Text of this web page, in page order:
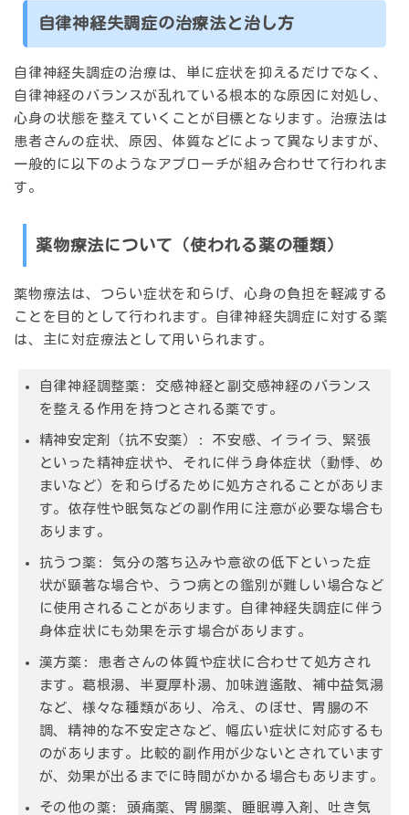
自律神経失調症の治療法と治し方
自律神経失調症の治療は、 単に症状を抑えるだけでなく、
自律神経のバランスが乱れている根本的な原因に対処し、
心身の状態を整えていく ことが目標となります。治療法は
患者さんの症状、原因、体質などによって異なりますが、
一般的に以下のようなアプローチが組み合わせて行われま
す。
薬物療法について（使われる薬の種類）
薬物療法は、つらい症状を和らげ、心身の負担を軽減する
ことを目的として行われます。自律神経失調症に対する薬
は、主に 対症療法 として用いられます。
自律神経調整薬 : 交感神経と副交感神経のバランス
を整える作用を持つとされる薬です。
精神安定剤（抗不安薬）
: 不安感、イライラ、緊張
といった精神症状や、それに伴う身体症状（動悸、め
まいなど）を和らげるために処方されることがありま
す。依存性や眠気などの副作用に注意が必要な場合も
あります。
抗うつ薬 : 気分の落ち込みや意欲の低下といった症
状が顕著な場合や、うつ病との鑑別が難しい場合など
に使用されることがあります。自律神経失調症に伴う
身体症状にも効果を示す場合があります。
漢方薬 : 患者さんの体質や症状に合わせて処方され
ます。葛根湯、半夏厚朴湯、加味逍遙散、補中益気湯
など、様々な種類があり、冷え、のぼせ、胃腸の不
調、精神的な不安定さなど、幅広い症状に対応するも
のがあります。比較的副作用が少ないとされています
が、効果が出るまでに時間がかかる場合もあります。
その他の薬 : 頭痛薬、胃腸薬、睡眠導入剤、吐き気